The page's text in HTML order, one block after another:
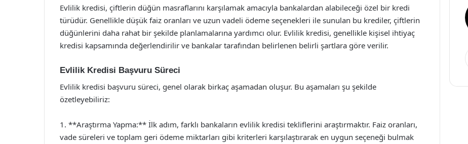
Evlilik kredisi, çiftlerin düğün masraflarını karşılamak amacıyla bankalardan alabileceği özel bir kredi
türüdür. Genellikle düşük faiz oranları ve uzun vadeli ödeme seçenekleri ile sunulan bu krediler, çiftlerin
düğünlerini daha rahat bir şekilde planlamalarına yardımcı olur. Evlilik kredisi, genellikle kişisel ihtiyaç
kredisi kapsamında değerlendirilir ve bankalar tarafından belirlenen belirli şartlara göre verilir.
Evlilik Kredisi Başvuru Süreci
Evlilik kredisi başvuru süreci, genel olarak birkaç aşamadan oluşur. Bu aşamaları şu şekilde
özetleyebiliriz:
1. **Araştırma Yapma:** İlk adım, farklı bankaların evlilik kredisi tekliflerini araştırmaktır. Faiz oranları,
vade süreleri ve toplam geri ödeme miktarları gibi kriterleri karşılaştırarak en uygun seçeneği bulmak